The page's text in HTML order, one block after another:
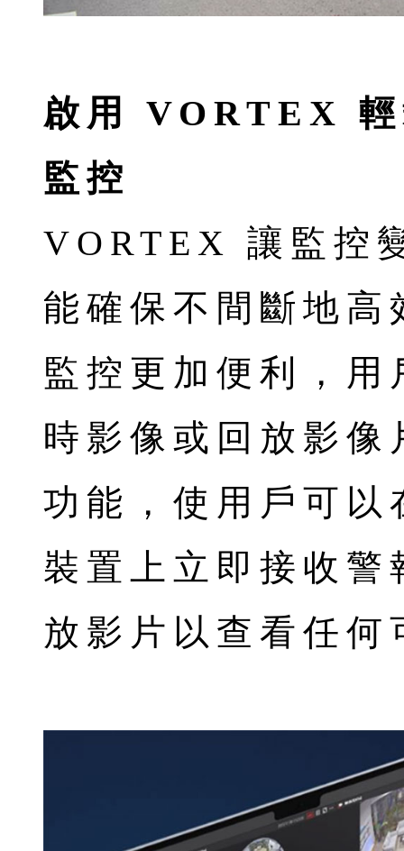
啟用 VORTEX
監控
VORTEX 讓監控
能確保不間斷地
監控更加便利，
時影像或回放影
功能，使用戶可
裝置上立即接收
放影片以查看任何